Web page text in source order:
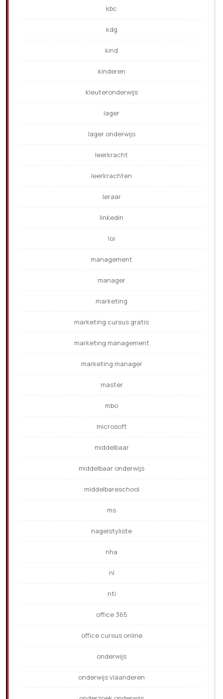
kbc
kdg
kind
kinderen
kleuteronderwijs
lager
lager onderwijs
leerkracht
leerkrachten
leraar
linkedin
loi
management
manager
marketing
marketing cursus gratis
marketing management
marketing manager
master
mbo
microsoft
middelbaar
middelbaar onderwijs
middelbareschool
ms
nagelstyliste
nha
nl
nti
office 365
office cursus online
onderwijs
onderwijs vlaanderen